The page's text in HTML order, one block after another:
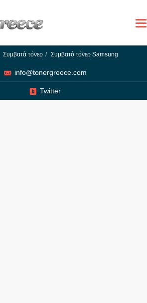
Συμβατά τόνερ Συμβατό τόνερ Samsung
info@tonergreece.com
Twitter